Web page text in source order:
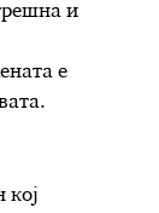
и
е
кој